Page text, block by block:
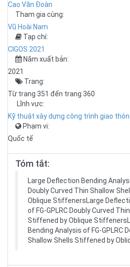
Cao Văn Đoàn
Tham gia cùng:
Vũ Hoài Nam
Tạp chí:
CIGOS 2021
Năm xuất bản:
2021
Trang:
Từ trang 351 đến trang 360
Lĩnh vực:
Kỹ thuật xây dựng công trình giao
Phạm vi:
Quốc tế
Tóm tắt:
Large Deflection Bending
Doubly Curved Thin Shallow
Oblique StiffenersLarge
of FG-GPLRC Doubly Curved
Stiffened by Oblique
Bending Analysis of FG-GPLRC
Shallow Shells Stiffened by